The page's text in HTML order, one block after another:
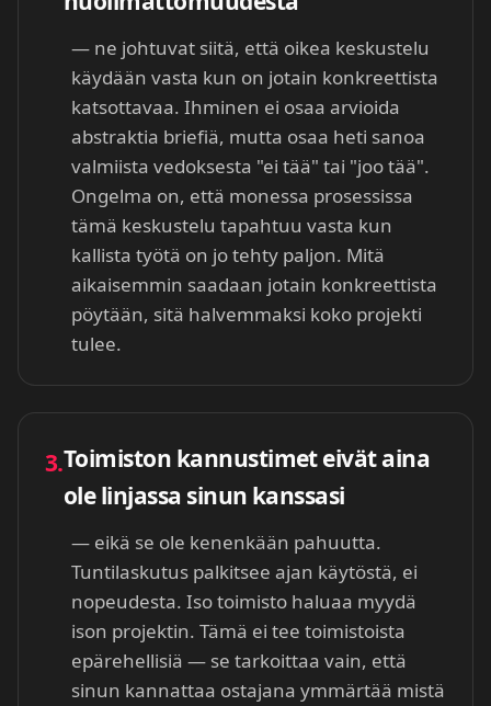
— ne johtuvat siitä, että oikea keskustelu
käydään vasta kun on jotain konkreettista
katsottavaa. Ihminen ei osaa arvioida
abstraktia briefiä, mutta osaa heti sanoa
valmiista vedoksesta "ei tää" tai "joo tää".
Ongelma on, että monessa prosessissa
tämä keskustelu tapahtuu vasta kun
kallista työtä on jo tehty paljon. Mitä
aikaisemmin saadaan jotain konkreettista
pöytään, sitä halvemmaksi koko projekti
tulee.
3.Toimiston kannustimet eivät aina
ole linjassa sinun kanssasi
— eikä se ole kenenkään pahuutta.
Tuntilaskutus palkitsee ajan käytöstä, ei
nopeudesta. Iso toimisto haluaa myydä
ison projektin. Tämä ei tee toimistoista
epärehellisiä — se tarkoittaa vain, että
sinun kannattaa ostajana ymmärtää mistä